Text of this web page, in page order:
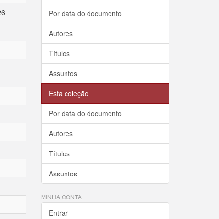
Por data do documento
Autores
Títulos
Assuntos
Esta coleção
Por data do documento
Autores
Títulos
Assuntos
MINHA CONTA
Entrar